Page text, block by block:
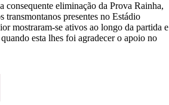
consequente eliminação da Prova Rainha,
transmontanos presentes no Estádio
mostraram-se ativos ao longo da partida e
esta lhes foi agradecer o apoio no